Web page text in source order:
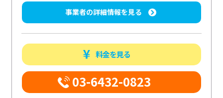
事業者の詳細情報を見る
料金を見る
03-6432-0823